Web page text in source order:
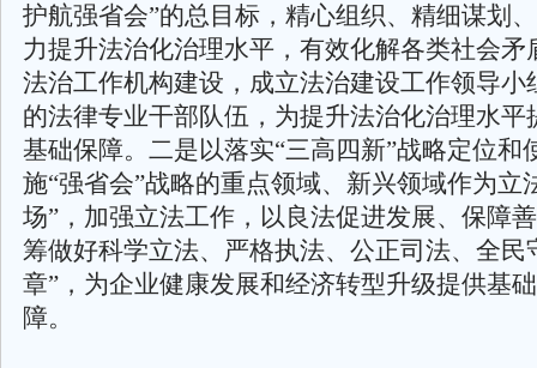
护航强省会”的总目标，精心组织、精细谋划
力提升法治化治理水平，有效化解各类社会矛
法治工作机构建设，成立法治建设工作领导小
的法律专业干部队伍，为提升法治化治理水平
基础保障。二是以落实“三高四新”战略定位和
施“强省会”战略的重点领域、新兴领域作为立
场”，加强立法工作，以良法促进发展、保障
筹做好科学立法、严格执法、公正司法、全民
章”，为企业健康发展和经济转型升级提供基
障。